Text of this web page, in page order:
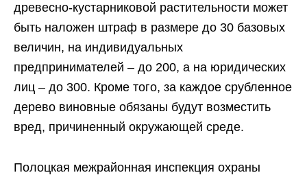
древесно-кустарниковой растительности может
быть наложен штраф в размере до 30 базовых
величин, на индивидуальных
предпринимателей – до 200, а на юридических
лиц – до 300. Кроме того, за каждое срубленное
дерево виновные обязаны будут возместить
вред, причиненный окружающей среде.
Полоцкая межрайонная инспекция охраны